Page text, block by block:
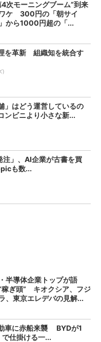
4次モーニングブーム”到来
ケ 300円の「朝サイ
から1000円超の「...
を革新 組織知を統合す
)
」はどう運営しているの
ビニより小さな新...
」、AI企業が古書を買
も数...
半導体企業トップが語
稼ぎ頭” キオクシア、フジ
、東京エレデバの見解...
車に赤船来襲 BYDが1
仕掛ける一...